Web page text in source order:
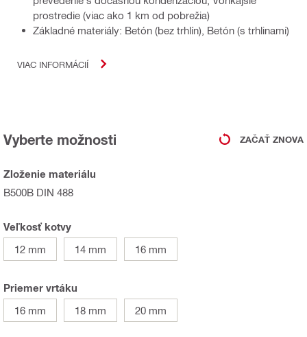
prostredie (viac ako 1 km od pobrežia)
Základné materiály: Betón (bez trhlín), Betón (s trhlinami)
VIAC INFORMÁCIÍ
Vyberte možnosti ZAČAŤ ZNOVA
Zloženie materiálu
B500B DIN 488
Veľkosť kotvy
12 mm
14 mm 16 mm
Priemer vrtáku
16 mm
18 mm 20 mm